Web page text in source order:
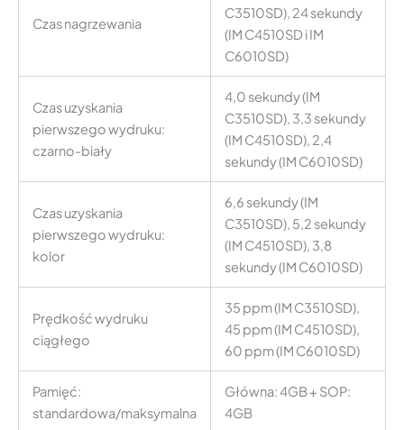
Czas nagrzewania
C3510SD), 24 sekundy
(IM C4510SD i IM
C6010SD)
Czas uzyskania
pierwszego wydruku:
czarno-biały
4,0 sekundy (IM
C3510SD), 3,3 sekundy
(IM C4510SD), 2,4
sekundy (IM C6010SD)
Czas uzyskania
pierwszego wydruku:
kolor
6,6 sekundy (IM
C3510SD), 5,2 sekundy
(IM C4510SD), 3,8
sekundy (IM C6010SD)
Prędkość wydruku
ciągłego
35 ppm (IM C3510SD),
45 ppm (IM C4510SD),
60 ppm (IM C6010SD)
Pamięć:
standardowa/maksymalna
Główna: 4GB + SOP:
4GB